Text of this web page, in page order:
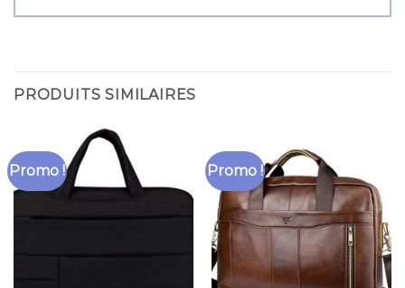
PRODUITS SIMILAIRES
Promo ! Promo !